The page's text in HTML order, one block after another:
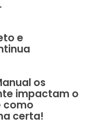
e
os
impactam o
como
certa!